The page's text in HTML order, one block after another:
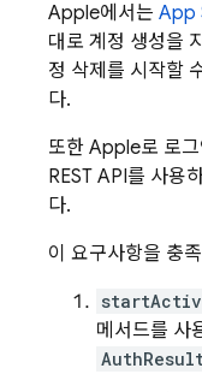
Apple에서는 App
대로 계정 생성을
정 삭제를 시작할
다.
또한 Apple로 로
REST API를 사용
다.
이 요구사항을 충
메서드를 사